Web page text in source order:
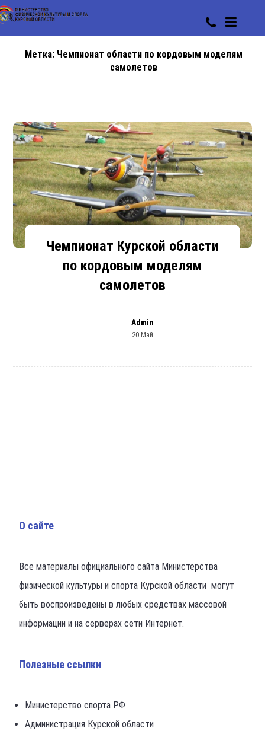
Метка: Чемпионат области по кордовым моделям
самолетов
Чемпионат Курской области
по кордовым моделям
самолетов
Admin
20 Май
О сайте
Все материалы официального сайта Министерства
физической культуры и спорта Курской области могут
быть воспроизведены в любых средствах массовой
информации и на серверах сети Интернет.
Полезные ссылки
Министерство спорта РФ
Администрация Курской области